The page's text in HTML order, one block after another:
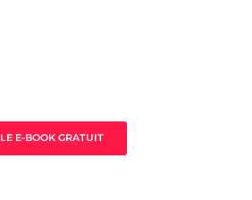
LE E-BOOK GRATUIT